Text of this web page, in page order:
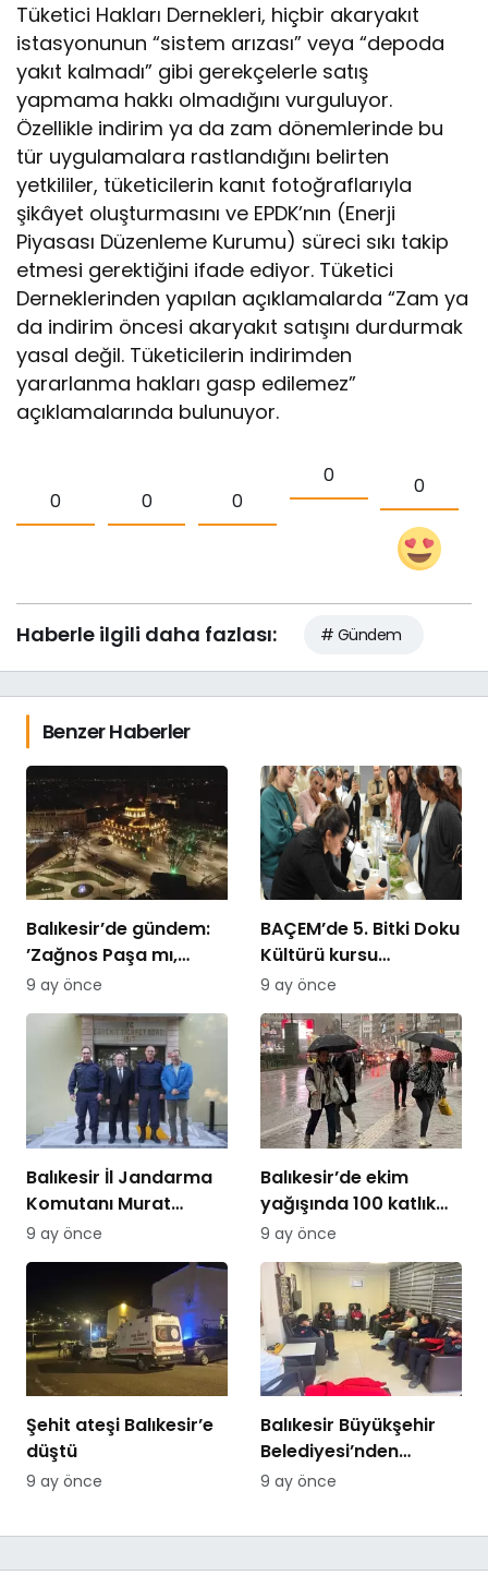
Tüketici Hakları Dernekleri, hiçbir akaryakıt
istasyonunun “sistem arızası” veya “depoda
yakıt kalmadı” gibi gerekçelerle satış
yapmama hakkı olmadığını vurguluyor.
Özellikle indirim ya da zam dönemlerinde bu
tür uygulamalara rastlandığını belirten
yetkililer, tüketicilerin kanıt fotoğraflarıyla
şikâyet oluşturmasını ve EPDK’nın (Enerji
Piyasası Düzenleme Kurumu) süreci sıkı takip
etmesi gerektiğini ifade ediyor. Tüketici
Derneklerinden yapılan açıklamalarda “Zam ya
da indirim öncesi akaryakıt satışını durdurmak
yasal değil. Tüketicilerin indirimden
yararlanma hakları gasp edilemez”
açıklamalarında bulunuyor.
0 0 0
0 0
Haberle ilgili daha fazlası: # Gündem
Benzer Haberler
Balıkesir’de gündem:
’Zağnos Paşa mı,
İsmet Paşa mı
9 ay önce
BAÇEM’de 5. Bitki Doku
Kültürü kursu
tamamlandı
9 ay önce
Balıkesir İl Jandarma
Komutanı Murat
Özer’den Edremit
Ticaret Odasına
9 ay önce
Balıkesir’de ekim
yağışında 100 katlık
artış
9 ay önce
Şehit ateşi Balıkesir’e
düştü
9 ay önce
Balıkesir Büyükşehir
Belediyesi’nden
itfaiyecilere psikolojik
9 ay önce